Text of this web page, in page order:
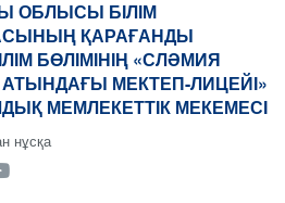
ОБЛЫСЫ БІЛІМ
ҚАРАҒАНДЫ
БӨЛІМІНІҢ «СЛӘМИЯ
МЕКТЕП-ЛИЦЕЙІ»
МЕМЛЕКЕТТІК МЕКЕМЕСІ
нұсқа